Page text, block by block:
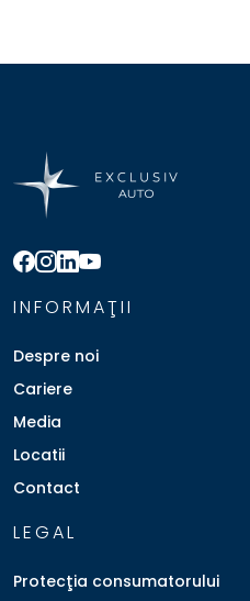
INFORMAŢII
Despre noi
Cariere
Media
Locatii
Contact
LEGAL
Protecţia consumatorului